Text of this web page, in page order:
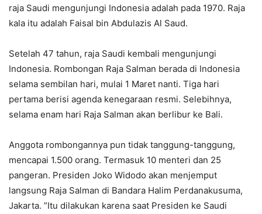
raja Saudi mengunjungi Indonesia adalah pada 1970. Raja
kala itu adalah Faisal bin Abdulazis Al Saud.
Setelah 47 tahun, raja Saudi kembali mengunjungi
Indonesia. Rombongan Raja Salman berada di Indonesia
selama sembilan hari, mulai 1 Maret nanti. Tiga hari
pertama berisi agenda kenegaraan resmi. Selebihnya,
selama enam hari Raja Salman akan berlibur ke Bali.
Anggota rombongannya pun tidak tanggung-tanggung,
mencapai 1.500 orang. Termasuk 10 menteri dan 25
pangeran. Presiden Joko Widodo akan menjemput
langsung Raja Salman di Bandara Halim Perdanakusuma,
Jakarta. ”Itu dilakukan karena saat Presiden ke Saudi